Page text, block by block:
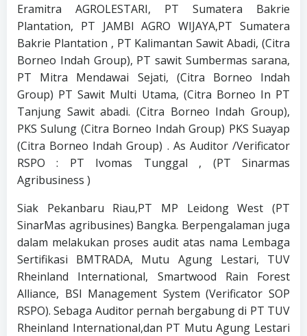
Eramitra AGROLESTARI, PT Sumatera Bakrie
Plantation, PT JAMBI AGRO WIJAYA,PT Sumatera
Bakrie Plantation , PT Kalimantan Sawit Abadi, (Citra
Borneo Indah Group), PT sawit Sumbermas sarana,
PT Mitra Mendawai Sejati, (Citra Borneo Indah
Group) PT Sawit Multi Utama, (Citra Borneo In PT
Tanjung Sawit abadi. (Citra Borneo Indah Group),
PKS Sulung (Citra Borneo Indah Group) PKS Suayap
(Citra Borneo Indah Group) . As Auditor /Verificator
RSPO : PT Ivomas Tunggal , (PT Sinarmas
Agribusiness )
Siak Pekanbaru Riau,PT MP Leidong West (PT
SinarMas agribusines) Bangka. Berpengalaman juga
dalam melakukan proses audit atas nama Lembaga
Sertifikasi BMTRADA, Mutu Agung Lestari, TUV
Rheinland International, Smartwood Rain Forest
Alliance, BSI Management System (Verificator SOP
RSPO). Sebaga Auditor pernah bergabung di PT TUV
Rheinland International,dan PT Mutu Agung Lestari